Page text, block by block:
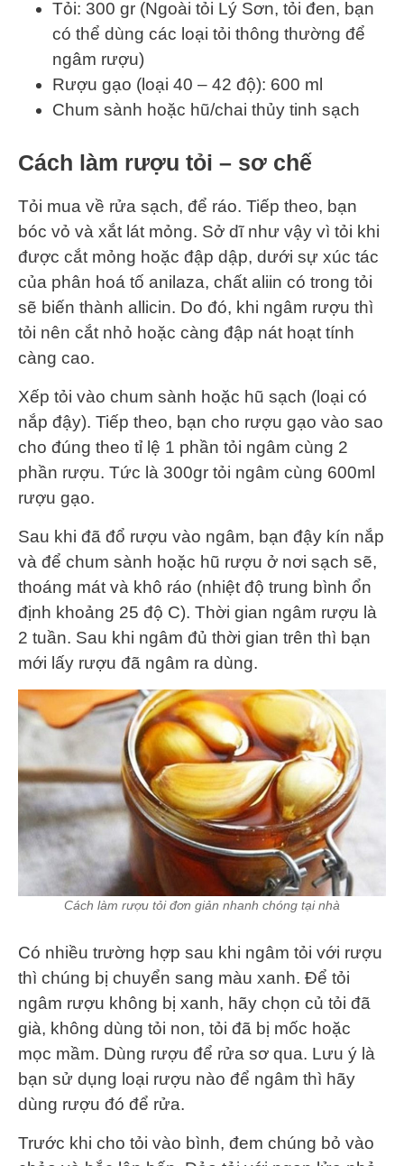
Tỏi: 300 gr (Ngoài tỏi Lý Sơn, tỏi đen, bạn
có thể dùng các loại tỏi thông thường để
ngâm rượu)
Rượu gạo (loại 40 – 42 độ): 600 ml
Chum sành hoặc hũ/chai thủy tinh sạch
Cách làm rượu tỏi – sơ chế
Tỏi mua về rửa sạch, để ráo. Tiếp theo, bạn
bóc vỏ và xắt lát mỏng. Sở dĩ như vậy vì tỏi khi
được cắt mỏng hoặc đập dập, dưới sự xúc tác
của phân hoá tố anilaza, chất aliin có trong tỏi
sẽ biến thành allicin. Do đó, khi ngâm rượu thì
tỏi nên cắt nhỏ hoặc càng đập nát hoạt tính
càng cao.
Xếp tỏi vào chum sành hoặc hũ sạch (loại có
nắp đậy). Tiếp theo, bạn cho rượu gạo vào sao
cho đúng theo tỉ lệ 1 phần tỏi ngâm cùng 2
phần rượu. Tức là 300gr tỏi ngâm cùng 600ml
rượu gạo.
Sau khi đã đổ rượu vào ngâm, bạn đậy kín nắp
và để chum sành hoặc hũ rượu ở nơi sạch sẽ,
thoáng mát và khô ráo (nhiệt độ trung bình ổn
định khoảng 25 độ C). Thời gian ngâm rượu là
2 tuần. Sau khi ngâm đủ thời gian trên thì bạn
mới lấy rượu đã ngâm ra dùng.
Cách làm rượu tỏi đơn giản nhanh chóng tại nhà
Có nhiều trường hợp sau khi ngâm tỏi với rượu
thì chúng bị chuyển sang màu xanh. Để tỏi
ngâm rượu không bị xanh, hãy chọn củ tỏi đã
già, không dùng tỏi non, tỏi đã bị mốc hoặc
mọc mầm. Dùng rượu để rửa sơ qua. Lưu ý là
bạn sử dụng loại rượu nào để ngâm thì hãy
dùng rượu đó để rửa.
Trước khi cho tỏi vào bình, đem chúng bỏ vào